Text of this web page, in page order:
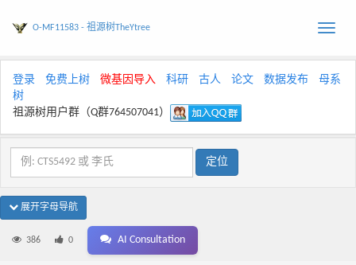
Toggle
O-MF11583 - 祖源树TheYtree
登录 免费上树 微基因导入 科研 古人 论文 数据发布
母系
树
祖源树用户群（Q群764507041）
展开字母导航
386 0 AI Consultation